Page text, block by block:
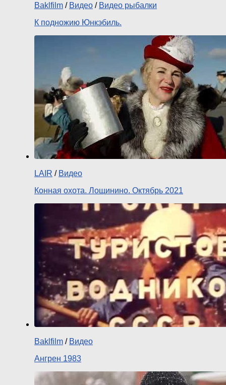
Baklfilm / Видео / Видео рыбалки
К подножию Юнкэбиль.
LAIR / Видео
Конная охота. Лощинино. Октябрь 2021
Baklfilm / Видео
Ангрен 1983